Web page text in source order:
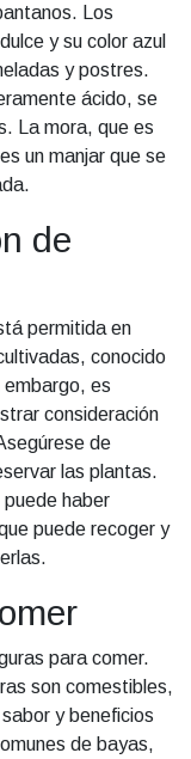
Los
y su color azul
y postres.
ácido, se
La mora, que es
un manjar que se
de
permitida en
conocido
es
consideración
de
las plantas.
haber
puede recoger y
para comer.
son comestibles,
y beneficios
de bayas,